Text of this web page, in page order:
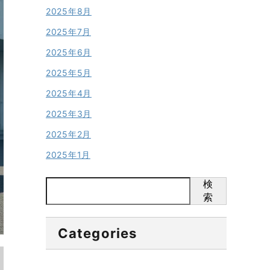
2025年8月
2025年7月
2025年6月
2025年5月
2025年4月
2025年3月
2025年2月
2025年1月
検
索
Categories